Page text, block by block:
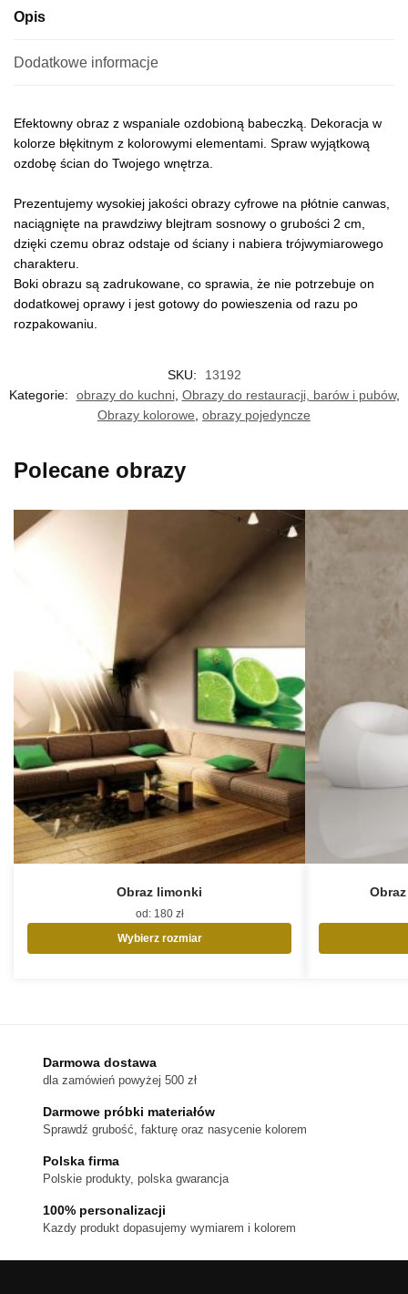
Opis
Dodatkowe informacje
Efektowny obraz z wspaniale ozdobioną babeczką. Dekoracja w
kolorze błękitnym z kolorowymi elementami. Spraw wyjątkową
ozdobę ścian do Twojego wnętrza.
Prezentujemy wysokiej jakości obrazy cyfrowe na płótnie canwas,
naciągnięte na prawdziwy blejtram sosnowy o grubości 2 cm,
dzięki czemu obraz odstaje od ściany i nabiera trójwymiarowego
charakteru.
Boki obrazu są zadrukowane, co sprawia, że nie potrzebuje on
dodatkowej oprawy i jest gotowy do powieszenia od razu po
rozpakowaniu.
SKU:
13192
Kategorie:
obrazy do kuchni, Obrazy do restauracji, barów i pubów,
Obrazy kolorowe obrazy pojedyncze
Polecane obrazy
Obraz limonki
od: 180 zł
Wybierz rozmiar
wybrać
stronie
produktu
Darmowa dostawa
dla zamówień powyżej 500 zł
Darmowe próbki materiałów
Sprawdź grubość, fakturę oraz nasycenie kolorem
Polska firma
Polskie produkty, polska gwarancja
100% personalizacji
Kazdy produkt dopasujemy wymiarem i kolorem